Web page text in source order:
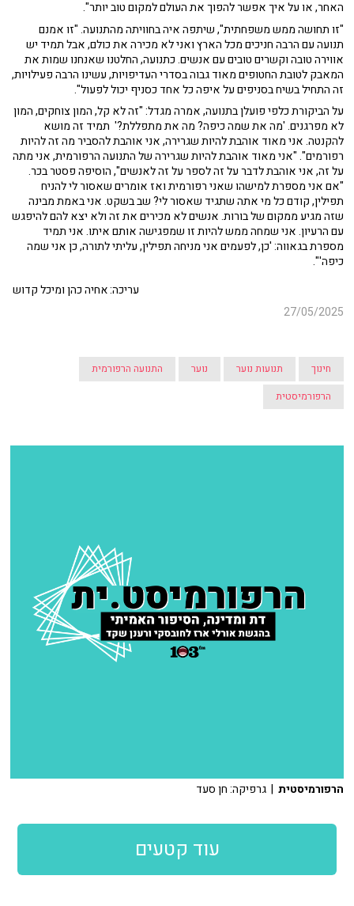
האחר, או על איך אפשר להפוך את העולם למקום טוב יותר".
"זו תחושה ממש משפחתית", שיתפה איה בחוויתה מהתנועה. "זו אמנם
תנועה עם הרבה חניכים מכל הארץ ואני לא מכירה את כולם, אבל תמיד יש
אווירה טובה וקשרים טובים עם אנשים. כתנועה, החלטנו שאנחנו שמות את
המאבק לטובת החטופים מאוד גבוה בסדרי העדיפויות, עשינו הרבה פעילויות,
זה התחיל בשיח בסניפים על איפה כל אחד כסניף יכול לפעול".
על הביקורת כלפי פועלן בתנועה, אמרה מגדל: "זה לא קל, המון צוחקים, המון
לא מפרגנים. 'מה את שמה כיפה? מה את מתפללת?' תמיד זה מושא
להקנטה. אני מאוד אוהבת להיות שגרירה, אני אוהבת להסביר מה זה להיות
רפורמים". "אני מאוד אוהבת להיות שגרירה של התנועה הרפורמית, אני מתה
על זה, אני אוהבת לדבר על זה לספר על זה לאנשים", הוסיפה פסטר בכר.
"אם אני מספרת למישהו שאני רפורמית ואז אומרים שאסור לי להניח
תפילין, קודם כל מי אתה שתגיד שאסור לי? שב בשקט. אני באמת מבינה
שזה מגיע ממקום של בורות. אנשים לא מכירים את זה ולא יצא להם להיפגש
עם הרעיון. אני שמחה ממש להיות זו שמפגישה אותם איתו. אני תמיד
מספרת בגאווה: 'כן, לפעמים אני מניחה תפילין, עליתי לתורה, כן אני שמה
כיפה'".
עריכה: אחיה כהן ומיכל קדוש
27/05/2025
חינוך תנועות נוער נוער
התנועה הרפורמית
הרפורמיסטית
הרפורמיסטית | גרפיקה: חן סעד
עוד קטעים